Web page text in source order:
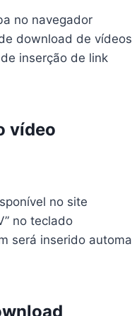
no navegador
download de vídeos
inserção de link
vídeo
no site
no teclado
será inserido